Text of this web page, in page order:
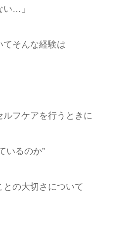
い…」
てそんな経験は
フケアを行うときに
いるのか”
との大切さについて